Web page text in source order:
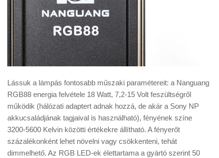
Lássuk a lámpás fontosabb műszaki paramétereit: a Nanguang
RGB88 energia felvétele 18 Watt, 7,2-15 Volt feszültségről
működik (hálózati adaptert adnak hozzá, de akár a Sony NP
akkucsaládjának tagjaival is használható), fényének színe
3200-5600 Kelvin közötti értékekre állítható. A fényerőt
százalékonként lehet növelni vagy csökkenteni, tehát
dimmelhető. Az RGB LED-ek élettartama a gyártó szerint 50